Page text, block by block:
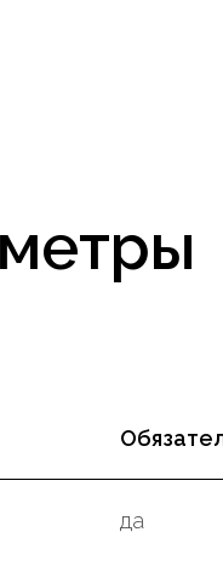
да